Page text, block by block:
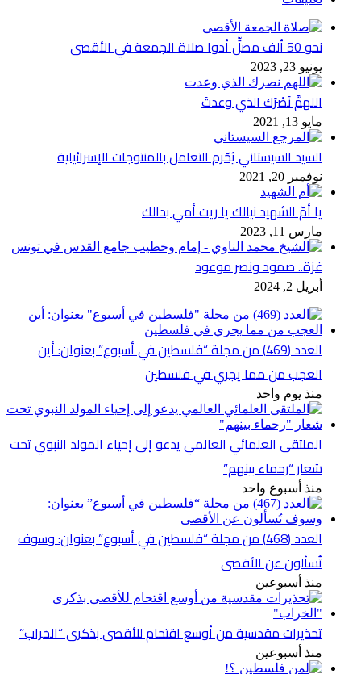
نحو 50 ألف مصلٍّ أدوا صلاة الجمعة في الأقصى
يونيو 23, 2023
اللهمَّ نَصْرَك الذي وعدتَ
مايو 13, 2021
السيد السيستاني يُحّرم التعامل بالمنتوجات الإسرائيلية
نوفمبر 20, 2021
يا أمّ الشهيد نيالك يا ريت أمي بدالك
مارس 11, 2023
غزة.. صمود ونصر موعود
أبريل 2, 2024
العدد (469) من مجلة “فلسطين في أسبوع” بعنوان: أين
العجب من مما يجري في فلسطين
منذ يوم واحد
الملتقى العلمائي العالمي يدعو إلى إحياء المولد النبوي تحت
شعار “رحماء بينهم”
منذ أسبوع واحد
العدد (468) من مجلة “فلسطين في أسبوع” بعنوان: وسوف
تُسألون عن الأقصى
منذ أسبوعين
تحذيرات مقدسية من أوسع اقتحام للأقصى بذكرى “الخراب”
منذ أسبوعين